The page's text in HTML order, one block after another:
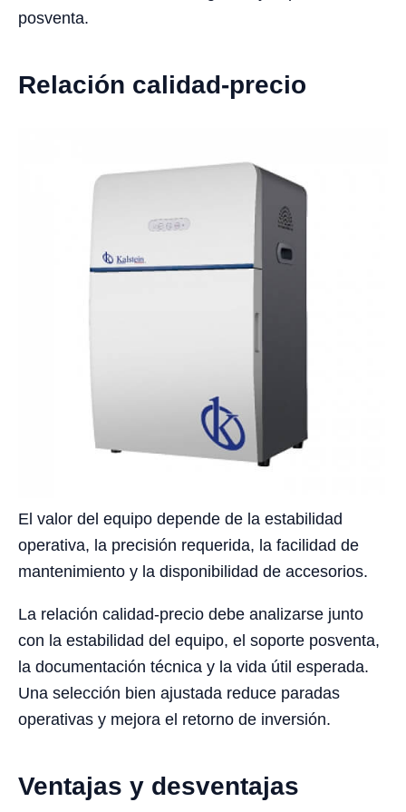
posventa.
Relación calidad-precio
El valor del equipo depende de la estabilidad
operativa, la precisión requerida, la facilidad de
mantenimiento y la disponibilidad de accesorios.
La relación calidad-precio debe analizarse junto
con la estabilidad del equipo, el soporte posventa,
la documentación técnica y la vida útil esperada.
Una selección bien ajustada reduce paradas
operativas y mejora el retorno de inversión.
Ventajas y desventajas